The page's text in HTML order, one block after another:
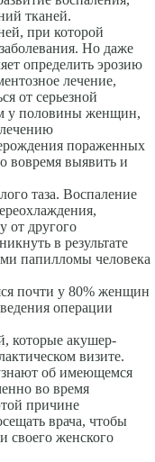
тканей.
при которой
Но даже
определить эрозию
лечение,
от серьезной
у половины женщин,
пораженных
вовремя выявить и
таза. Воспаление
от другого
в результате
папилломы человека
почти у 80% женщин
операции
которые акушер-
визите.
об имеющемся
во время
причине
врача, чтобы
своего женского